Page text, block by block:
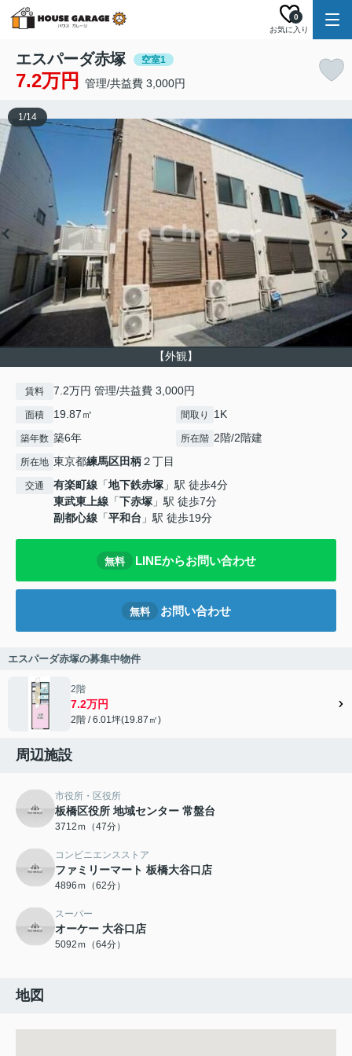
お気に入り
0
エスパーダ赤塚 空室1
7.2万円 管理/共益費 3,000円
【外観】
1/14
賃料 7.2万円 管理/共益費 3,000円
面積 19.87㎡ 間取り 1K
築年数 築6年 所在階 2階/2階建
所在地 東京都練馬区田柄２丁目
交通 有楽町線 「地下鉄赤塚 」駅 徒歩4分
東武東上線 「下赤塚 」駅 徒歩7分
副都心線 「平和台 」駅 徒歩19分
無料 LINEからお問い合わせ
無料 お問い合わせ
エスパーダ赤塚の募集中物件
2階
7.2万円
2階 / 6.01坪(19.87㎡)
周辺施設
市役所・区役所
板橋区役所 地域センター 常盤台
3712ｍ（47分）
コンビニエンスストア
ファミリーマート 板橋大谷口店
4896ｍ（62分）
スーパー
オーケー 大谷口店
5092ｍ（64分）
地図